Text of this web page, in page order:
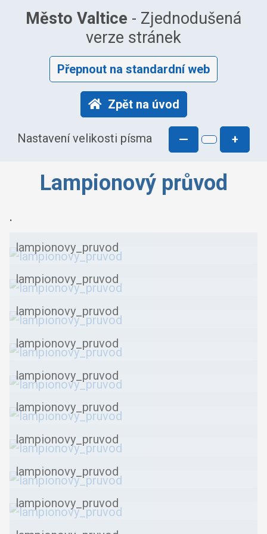
Město Valtice - Zjednodušená
verze stránek
Přepnout na standardní web
Zpět na úvod
Nastavení velikosti písma — +
Lampionový průvod
.
lampionovy_pruvod
lampionovy_pruvod
lampionovy_pruvod
lampionovy_pruvod
lampionovy_pruvod
lampionovy_pruvod
lampionovy_pruvod
lampionovy_pruvod
lampionovy_pruvod